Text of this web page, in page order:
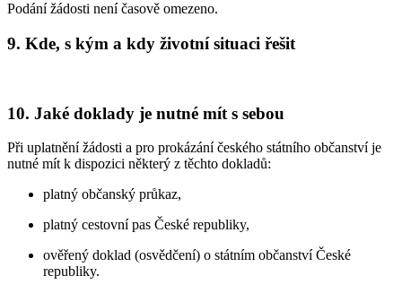
Podání žádosti není časově omezeno.
9. Kde, s kým a kdy životní situaci řešit
10. Jaké doklady je nutné mít s sebou
Při uplatnění žádosti a pro prokázání českého státního občanství je
nutné mít k dispozici některý z těchto dokladů:
platný občanský průkaz,
platný cestovní pas České republiky,
ověřený doklad (osvědčení) o státním občanství České
republiky.